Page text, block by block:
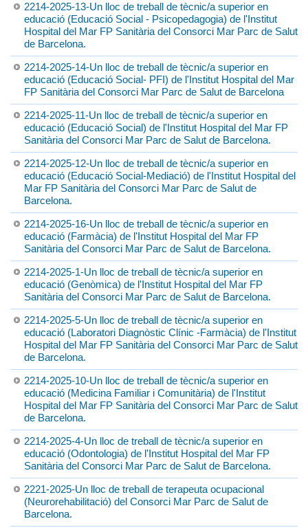
2214-2025-13-Un lloc de treball de tècnic/a superior en
educació (Educació Social - Psicopedagogia) de l'Institut
Hospital del Mar FP Sanitària del Consorci Mar Parc de Salut
de Barcelona.
2214-2025-14-Un lloc de treball de tècnic/a superior en
educació (Educació Social- PFI) de l'Institut Hospital del Mar
FP Sanitària del Consorci Mar Parc de Salut de Barcelona
2214-2025-11-Un lloc de treball de tècnic/a superior en
educació (Educació Social) de l'Institut Hospital del Mar FP
Sanitària del Consorci Mar Parc de Salut de Barcelona.
2214-2025-12-Un lloc de treball de tècnic/a superior en
educació (Educació Social-Mediació) de l'Institut Hospital del
Mar FP Sanitària del Consorci Mar Parc de Salut de
Barcelona.
2214-2025-16-Un lloc de treball de tècnic/a superior en
educació (Farmàcia) de l'Institut Hospital del Mar FP
Sanitària del Consorci Mar Parc de Salut de Barcelona.
2214-2025-1-Un lloc de treball de tècnic/a superior en
educació (Genòmica) de l'Institut Hospital del Mar FP
Sanitària del Consorci Mar Parc de Salut de Barcelona.
2214-2025-5-Un lloc de treball de tècnic/a superior en
educació (Laboratori Diagnòstic Clínic -Farmàcia) de l'Institut
Hospital del Mar FP Sanitària del Consorci Mar Parc de Salut
de Barcelona.
2214-2025-10-Un lloc de treball de tècnic/a superior en
educació (Medicina Familiar i Comunitària) de l'Institut
Hospital del Mar FP Sanitària del Consorci Mar Parc de Salut
de Barcelona.
2214-2025-4-Un lloc de treball de tècnic/a superior en
educació (Odontologia) de l'Institut Hospital del Mar FP
Sanitària del Consorci Mar Parc de Salut de Barcelona.
2221-2025-Un lloc de treball de terapeuta ocupacional
(Neurorehabilitació) del Consorci Mar Parc de Salut de
Barcelona.